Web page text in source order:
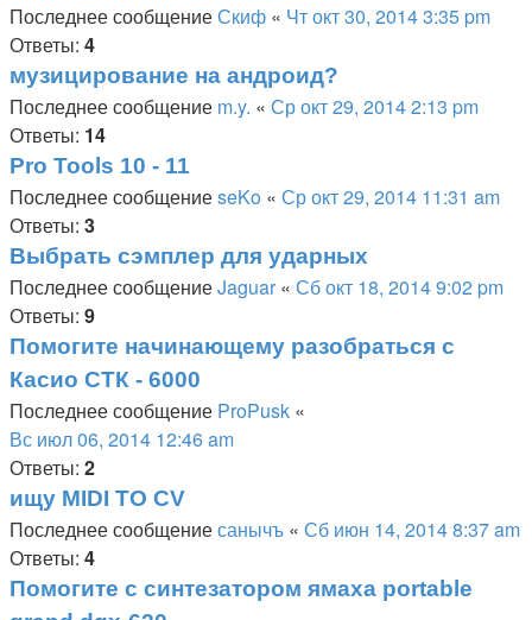
Последнее сообщениеСкиф « Чт окт 30, 2014 3:35 pm
Ответы: 4
музицирование на андроид?
Последнее сообщение m.y. « Ср окт 29, 2014 2:13 pm
Ответы: 14
Pro Tools 10 - 11
Последнее сообщениеseKo « Ср окт 29, 2014 11:31 am
Ответы: 3
Выбрать сэмплер для ударных
Последнее сообщениеJaguar « Сб окт 18, 2014 9:02 pm
Ответы: 9
Помогите начинающему разобраться с
Касио СТК - 6000
Последнее сообщение ProPusk «
Вс июл 06, 2014 12:46 am
Ответы: 2
ищу MIDI TO CV
Последнее сообщениесанычъ « Сб июн 14, 2014 8:37 am
Ответы: 4
Помогите с синтезатором ямаха portable